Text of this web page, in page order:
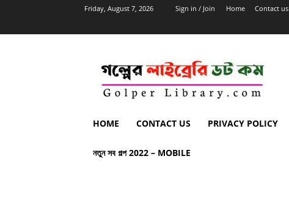
Friday, August 7, 2026 Sign in / Join Home Contact us
HOME CONTACT US PRIVACY POLICY
নতুন সব গল্প 2022 – MOBILE